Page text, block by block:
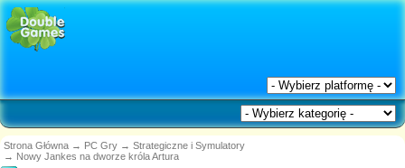
Strona Główna → PC Gry → Strategiczne i Symulatory
→ Nowy Jankes na dworze króla Artura